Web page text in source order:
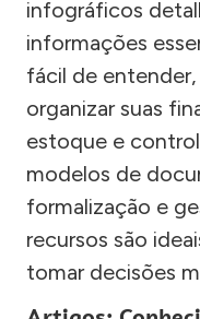
infográficos
informações
fácil de entender,
organizar suas
estoque e
modelos de
formalização e
recursos são
tomar decisões